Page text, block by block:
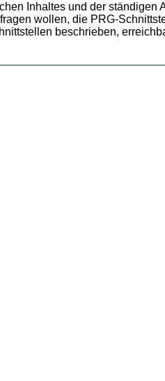
Inhaltes und der
wollen, die PRG-
beschrieben,